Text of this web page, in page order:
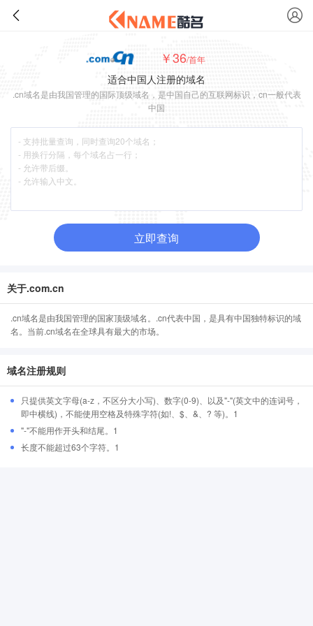
￥36/首年
适合中国人注册的域名
.cn域名是由我国管理的国际顶级域名，是中国自己的互联网标识，cn一般代表
中国
立即查询
关于.com.cn
.cn域名是由我国管理的国家顶级域名。.cn代表中国，是具有中国独特标识的域
名。当前.cn域名在全球具有最大的市场。
域名注册规则
只提供英文字母(a-z，不区分大小写)、数字(0-9)、以及"-"(英文中的连词号，
即中横线)，不能使用空格及特殊字符(如!、$、&、? 等)。1
"-"不能用作开头和结尾。1
长度不能超过63个字符。1